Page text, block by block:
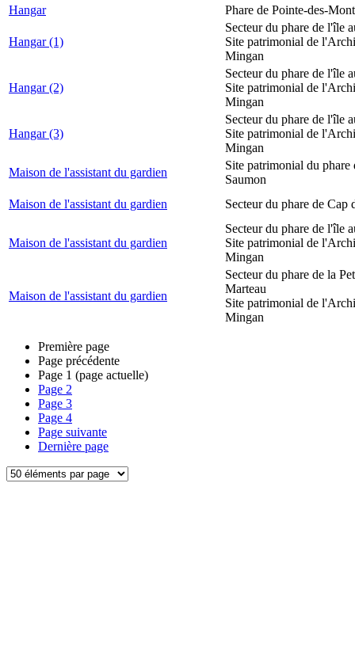
Hangar
Phare de Pointe-des-
Hangar (1)
Secteur du phare de l'île
Site patrimonial de
Mingan
Hangar (2)
Secteur du phare de l'île
Site patrimonial de
Mingan
Hangar (3)
Secteur du phare de l'île
Site patrimonial de
Mingan
Maison de l'assistant du gardien
Site patrimonial du phare
Saumon
Maison de l'assistant du gardien
Secteur du phare de Cap
Maison de l'assistant du gardien
Secteur du phare de l'île
Site patrimonial de
Mingan
Maison de l'assistant du gardien
Secteur du phare de la
Marteau
Site patrimonial de
Mingan
Première page
Page précédente
Page 1 (page actuelle)
Page 2
Page 3
Page 4
Page suivante
Dernière page